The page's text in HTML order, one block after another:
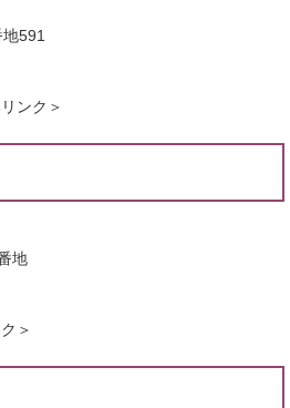
591
ンク＞
地
＞